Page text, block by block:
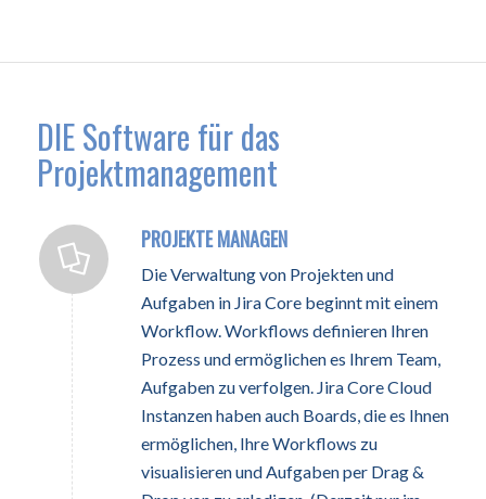
DIE Software für das
Projektmanagement
PROJEKTE MANAGEN
Die Verwaltung von Projekten und
Aufgaben in Jira Core beginnt mit einem
Workflow. Workflows definieren Ihren
Prozess und ermöglichen es Ihrem Team,
Aufgaben zu verfolgen. Jira Core Cloud
Instanzen haben auch Boards, die es Ihnen
ermöglichen, Ihre Workflows zu
visualisieren und Aufgaben per Drag &